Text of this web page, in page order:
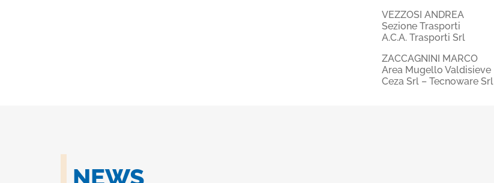
VEZZOSI ANDREA
Sezione Trasporti
A.C.A. Trasporti Srl
ZACCAGNINI MARCO
Area Mugello Valdisieve
Ceza Srl – Tecnoware Srl
NEWS